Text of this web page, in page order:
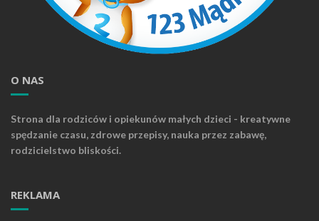
O NAS
Strona dla rodziców i opiekunów małych dzieci - kreatywne
spędzanie czasu, zdrowe przepisy, nauka przez zabawę,
rodzicielstwo bliskości.
REKLAMA